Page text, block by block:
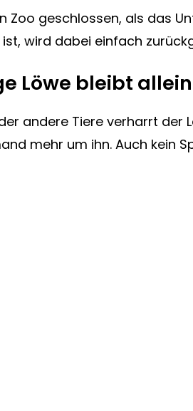
Zoo geschlossen, als das
wird dabei einfach
Löwe bleibt
andere Tiere verharrt der
mehr um ihn. Auch kein